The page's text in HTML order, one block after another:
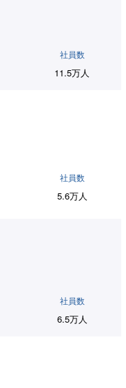
社員数
11.5万人
社員数
5.6万人
社員数
6.5万人